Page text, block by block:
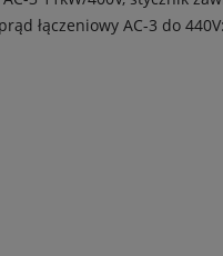
łączeniowy AC-3 do